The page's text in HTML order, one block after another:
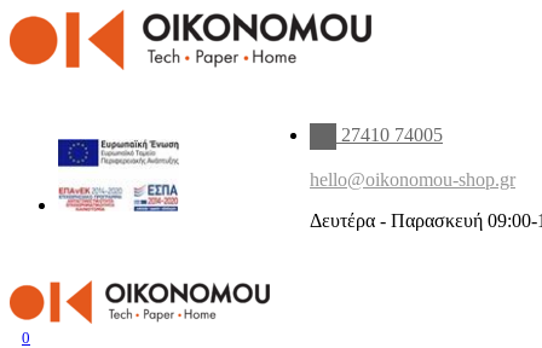
27410 74005
hello@oikonomou-shop.gr
Δευτέρα - Παρασκευή 09:00-
0